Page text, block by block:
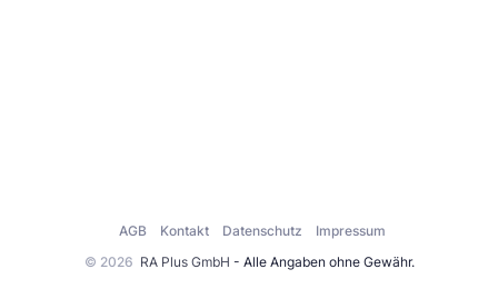
© 2026 RA Plus GmbH - Alle Angaben ohne Gewähr.
AGB Kontakt Datenschutz Impressum